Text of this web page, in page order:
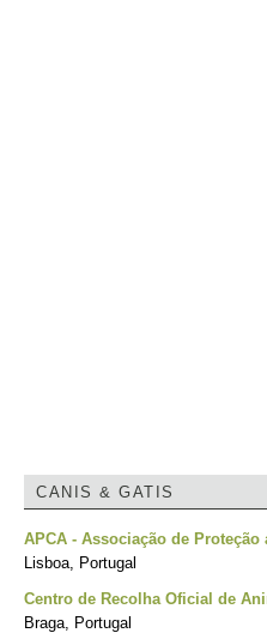
CANIS & GATIS
APCA - Associação de Proteção
Lisboa, Portugal
Centro de Recolha Oficial de
Braga, Portugal